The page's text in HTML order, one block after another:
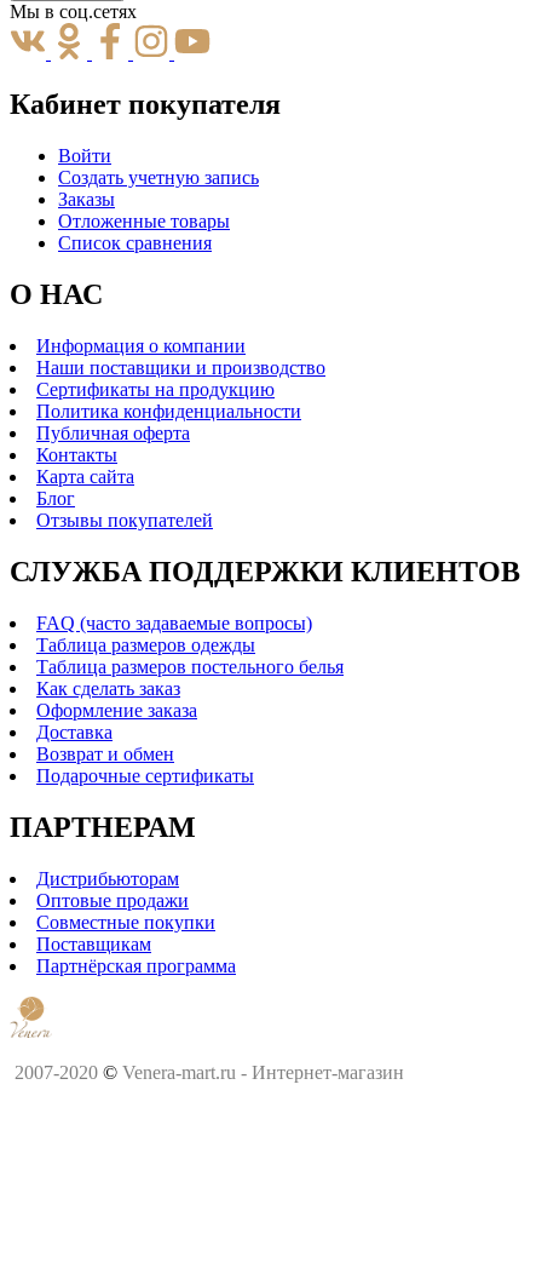
Мы в соц.сетях
Кабинет покупателя
Войти
Создать учетную запись
Заказы
Отложенные товары
Список сравнения
О НАС
Информация о компании
Наши поставщики и производство
Сертификаты на продукцию
Политика конфиденциальности
Публичная оферта
Контакты
Карта сайта
Блог
Отзывы покупателей
СЛУЖБА ПОДДЕРЖКИ КЛИЕНТОВ
FAQ (часто задаваемые вопросы)
Таблица размеров одежды
Таблица размеров постельного белья
Как сделать заказ
Оформление заказа
Доставка
Возврат и обмен
Подарочные сертификаты
ПАРТНЕРАМ
Дистрибьюторам
Оптовые продажи
Совместные покупки
Поставщикам
Партнёрская программа
2007-2020 © Venera-mart.ru - Интернет-магазин